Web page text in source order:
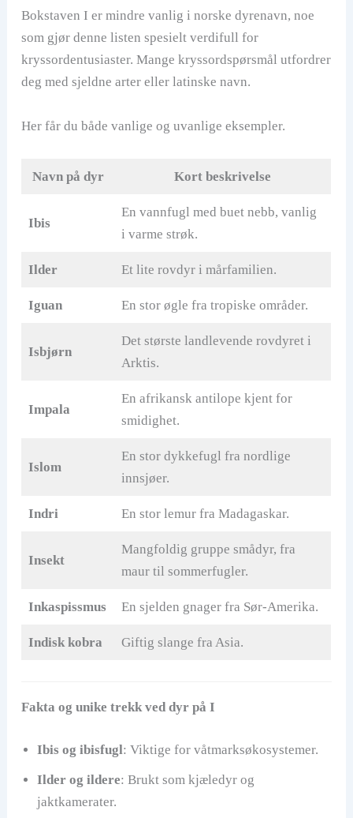
Bokstaven I er mindre vanlig i norske dyrenavn, noe
som gjør denne listen spesielt verdifull for
kryssordentusiaster. Mange kryssordspørsmål utfordrer
deg med sjeldne arter eller latinske navn.
Her får du både vanlige og uvanlige eksempler.
Navn på dyr Kort beskrivelse
Ibis
En vannfugl med buet nebb, vanlig
i varme strøk.
Ilder Et lite rovdyr i mårfamilien.
Iguan En stor øgle fra tropiske områder.
Isbjørn
Det største landlevende rovdyret i
Arktis.
Impala
En afrikansk antilope kjent for
smidighet.
Islom
En stor dykkefugl fra nordlige
innsjøer.
Indri En stor lemur fra Madagaskar.
Insekt
Mangfoldig gruppe smådyr, fra
maur til sommerfugler.
Inkaspissmus En sjelden gnager fra Sør-Amerika.
Indisk kobra Giftig slange fra Asia.
Fakta og unike trekk ved dyr på I
Ibis og ibisfugl: Viktige for våtmarksøkosystemer.
Ilder og ildere: Brukt som kjæledyr og
jaktkamerater.